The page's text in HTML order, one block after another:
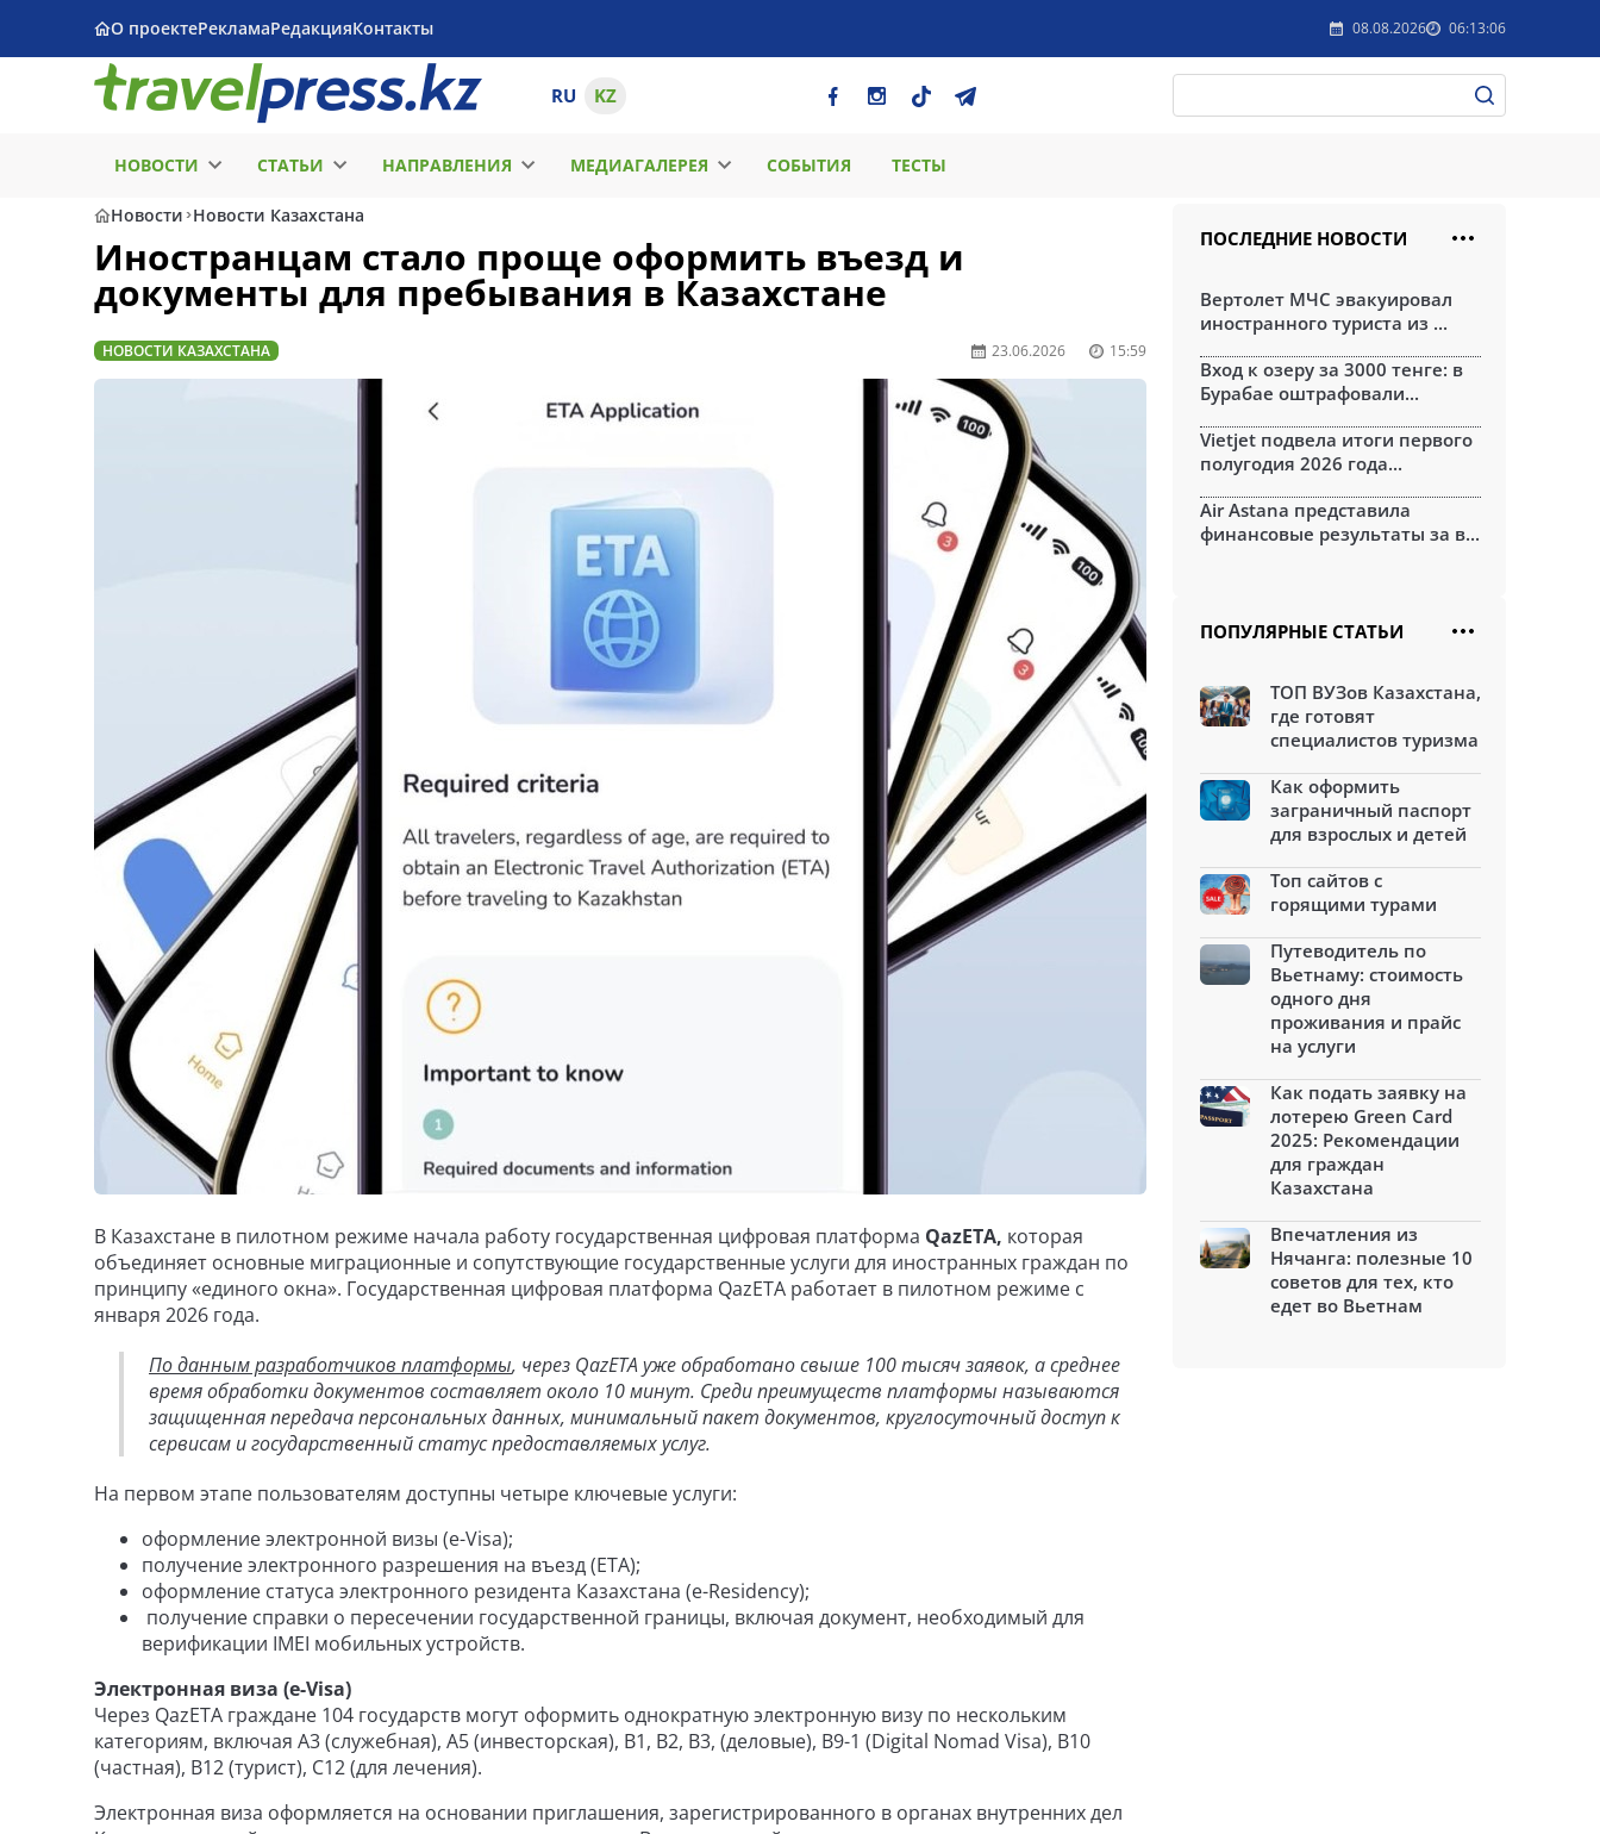
О проектеРекламаРедакцияКонтакты 08.08.2026 06:13:06
RU KZ
НОВОСТИ СТАТЬИ НАПРАВЛЕНИЯ МЕДИАГАЛЕРЕЯ СОБЫТИЯ ТЕСТЫ
Новости Новости Казахстана
Иностранцам стало проще оформить въезд и
документы для пребывания в Казахстане
НОВОСТИ КАЗАХСТАНА 23.06.2026 15:59
В Казахстане в пилотном режиме начала работу государственная цифровая платформа QazETA, которая
объединяет основные миграционные и сопутствующие государственные услуги для иностранных граждан по
принципу «единого окна». Государственная цифровая платформа QazETA работает в пилотном режиме с
января 2026 года.
По данным разработчиков платформы, через QazETA уже обработано свыше 100 тысяч заявок, а среднее
время обработки документов составляет около 10 минут. Среди преимуществ платформы называются
защищенная передача персональных данных, минимальный пакет документов, круглосуточный доступ к
сервисам и государственный статус предоставляемых услуг.
На первом этапе пользователям доступны четыре ключевые услуги:
оформление электронной визы (e-Visa);
получение электронного разрешения на въезд (ETA);
оформление статуса электронного резидента Казахстана (e-Residency);
получение справки о пересечении государственной границы, включая документ, необходимый для
верификации IMEI мобильных устройств.
Электронная виза (e-Visa)
Через QazETA граждане 104 государств могут оформить однократную электронную визу по нескольким
категориям, включая А3 (служебная), А5 (инвесторская), В1, В2, В3, (деловые), В9-1 (Digital Nomad Visa), В10
(частная), В12 (турист), С12 (для лечения).
Электронная виза оформляется на основании приглашения, зарегистрированного в органах внутренних дел
ПОСЛЕДНИЕ НОВОСТИ
Вертолет МЧС эвакуировал
иностранного туриста из ...
Вход к озеру за 3000 тенге: в
Бурабае оштрафовали...
Vietjet подвела итоги первого
полугодия 2026 года...
Air Astana представила
финансовые результаты за в...
ПОПУЛЯРНЫЕ СТАТЬИ
ТОП ВУЗов Казахстана,
где готовят
специалистов туризма
Как оформить
заграничный паспорт
для взрослых и детей
Топ сайтов с
горящими турами
Путеводитель по
Вьетнаму: стоимость
одного дня
проживания и прайс
на услуги
Как подать заявку на
лотерею Green Card
2025: Рекомендации
для граждан
Казахстана
Впечатления из
Нячанга: полезные 10
советов для тех, кто
едет во Вьетнам